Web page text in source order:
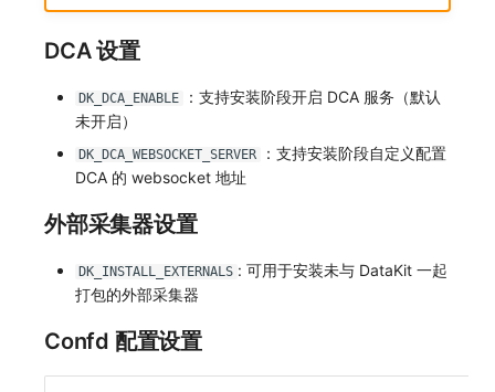
DCA 设置
DK_DCA_ENABLE
：支持安装阶段开启 DCA 服务（默认
未开启）
DK_DCA_WEBSOCKET_SERVER
：支持安装阶段自定义配置
DCA 的 websocket 地址
外部采集器设置
DK_INSTALL_EXTERNALS : 可用于安装未与 DataKit 一起
打包的外部采集器
Confd 配置设置